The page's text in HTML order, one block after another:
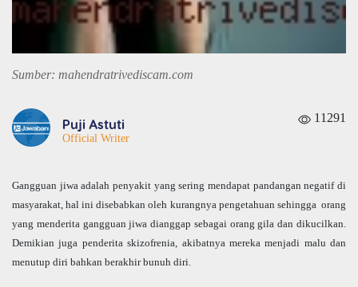
Sumber: mahendratrivediscam.com
Puji Astuti
Official Writer
11291
Gangguan jiwa adalah penyakit yang sering mendapat pandangan negatif di
masyarakat, hal ini disebabkan oleh kurangnya pengetahuan sehingga orang
yang menderita gangguan jiwa dianggap sebagai orang gila dan dikucilkan.
Demikian juga penderita skizofrenia, akibatnya mereka menjadi malu dan
menutup diri bahkan berakhir bunuh diri.